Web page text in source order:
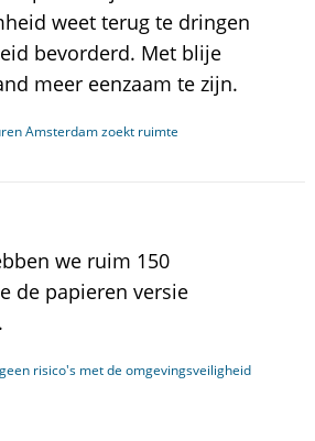
weet terug te dringen
bevorderd. Met blije
meer eenzaam te zijn.
Amsterdam zoekt ruimte
we ruim 150
de papieren versie
risico's met de omgevingsveiligheid